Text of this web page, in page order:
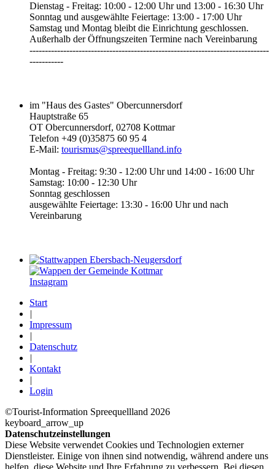
Dienstag - Freitag: 10:00 - 12:00 Uhr und 13:00 - 16:30 Uhr
Sonntag und ausgewählte Feiertage: 13:00 - 17:00 Uhr
Samstag und Montag bleibt die Einrichtung geschlossen.
Außerhalb der Öffnungszeiten Termine nach Vereinbarung
------------------------------------------------------------------------------
-----------‎
im "Haus des Gastes" Obercunnersdorf
Hauptstraße 65
OT Obercunnersdorf, 02708 Kottmar
Telefon +49 (0)35875 60 95 4
E-Mail: tourismus@spreequellland.info
Montag - Freitag: 9:30 - 12:00 Uhr und 14:00 - 16:00 Uhr
Samstag: 10:00 - 12:30 Uhr
Sonntag geschlossen
ausgewählte Feiertage: 13:30 - 16:00 Uhr und nach
Vereinbarung
Instagram
Start
|
Impressum
|
Datenschutz
|
Kontakt
|
Login
©Tourist-Information Spreequellland 2026
keyboard_arrow_up
Datenschutzeinstellungen
Diese Website verwendet Cookies und Technologien externer
Dienstleister. Einige von ihnen sind notwendig, während andere uns
helfen, diese Website und Ihre Erfahrung zu verbessern. Bei diesen